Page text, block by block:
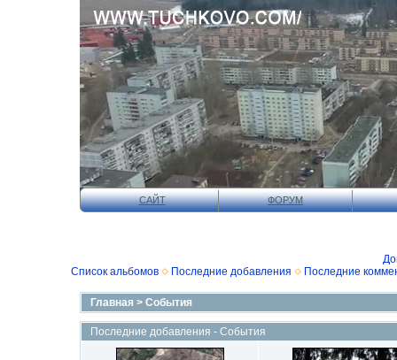
САЙТ ФОРУМ
Список альбомов
Последние добавления Последние
Главная > События
Последние добавления - События